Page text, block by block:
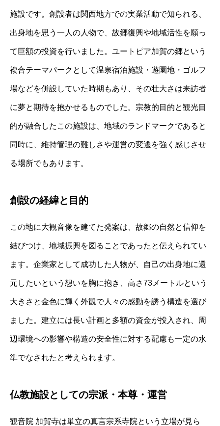
施設です。創設者は関西地方での実業活動で知られる、
出身地を思う一人の人物で、故郷復興や地域活性を願っ
て巨額の投資を行いました。ユートピア加賀の郷という
複合テーマパークとして温泉宿泊施設・遊園地・ゴルフ
場などを併設していた時期もあり、その壮大さは来訪者
に夢と期待を抱かせるものでした。宗教的目的と観光目
的が融合したこの施設は、地域のランドマークであると
同時に、維持管理の難しさや運営の変遷を強く感じさせ
る場所でもあります。
創設の経緯と目的
この地に大観音像を建てた発案は、故郷の自然と信仰を
結びつけ、地域振興を図ることであったと伝えられてい
ます。企業家として成功した人物が、自己の出身地に還
元したいという想いを胸に抱き、高さ73メートルという
大きさと金色に輝く外観で人々の感動を誘う構造を選び
ました。建立には長い計画と多額の資金が投入され、周
辺環境への影響や構造の安全性に対する配慮も一定の水
準でなされたと考えられます。
仏教施設としての宗派・本尊・運営
観音院 加賀寺は単立の真言宗系寺院という立場が見ら